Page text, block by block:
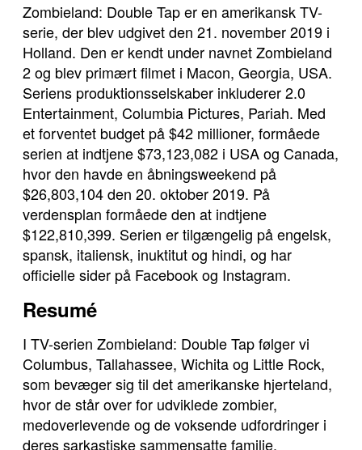
Zombieland: Double Tap er en amerikansk TV-
serie, der blev udgivet den 21. november 2019 i
Holland. Den er kendt under navnet Zombieland
2 og blev primært filmet i Macon, Georgia, USA.
Seriens produktionsselskaber inkluderer 2.0
Entertainment, Columbia Pictures, Pariah. Med
et forventet budget på $42 millioner, formåede
serien at indtjene $73,123,082 i USA og Canada,
hvor den havde en åbningsweekend på
$26,803,104 den 20. oktober 2019. På
verdensplan formåede den at indtjene
$122,810,399. Serien er tilgængelig på engelsk,
spansk, italiensk, inuktitut og hindi, og har
officielle sider på Facebook og Instagram.
Resumé
I TV-serien Zombieland: Double Tap følger vi
Columbus, Tallahassee, Wichita og Little Rock,
som bevæger sig til det amerikanske hjerteland,
hvor de står over for udviklede zombier,
medoverlevende og de voksende udfordringer i
deres sarkastiske sammensatte familie.